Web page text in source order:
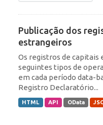
Publicação dos
estrangeiros
Os registros de
seguintes tipos de
em cada período data-
Registro Declaratório...
HTML API OData